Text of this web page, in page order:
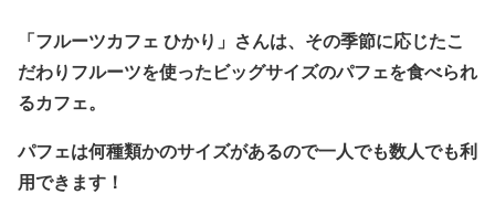
「フルーツカフェ ひかり」さんは、その季節に応じたこ
だわりフルーツを使ったビッグサイズのパフェを食べられ
るカフェ。
パフェは何種類かのサイズがあるので一人でも数人でも利
用できます！